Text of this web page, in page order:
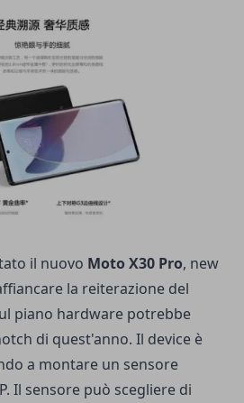
il nuovo Moto X30 Pro, new
la reiterazione del
piano hardware potrebbe
di quest'anno. Il device è
a montare un sensore
Il sensore può scegliere di